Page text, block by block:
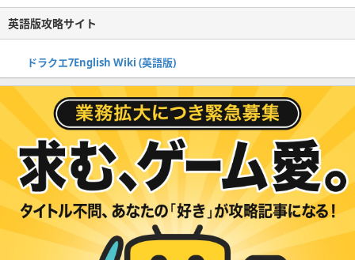
英語版攻略サイト
ドラクエ7English Wiki (英語版)